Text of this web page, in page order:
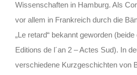
Wissenschaften in Hamburg. Als
vor allem in Frankreich durch die
„Le retard“ bekannt geworden
Editions de l´an 2 – Actes Sud). In
verschiedene Kurzgeschichten von